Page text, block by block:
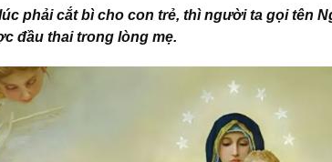
phải cắt bì cho con trẻ, thì người ta gọi tên
đầu thai trong lòng mẹ.